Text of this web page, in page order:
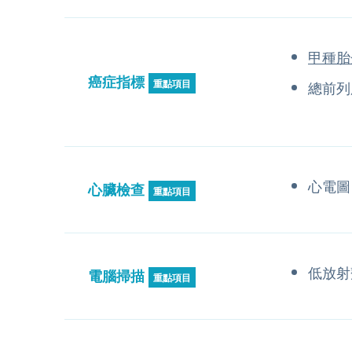
癌症指標 重點項目
甲種
總前
心臟檢查 重點項目 心電圖
電腦掃描 重點項目 低放